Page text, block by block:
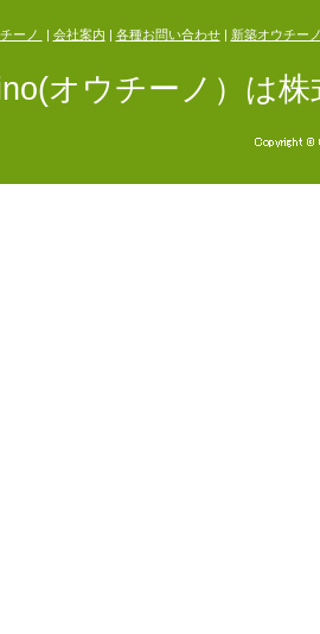
ーノ 会社案内 各種お問い合わせ| 新築オウチー
オウチーノ）は